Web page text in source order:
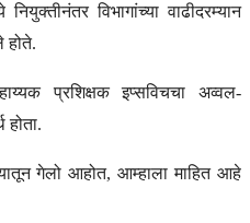
विभागांच्या वाढीदरम्यान
होते.
प्रशिक्षक इप्सविचचा अव्वल-
गेलो आहोत, आम्हाला माहित आहे